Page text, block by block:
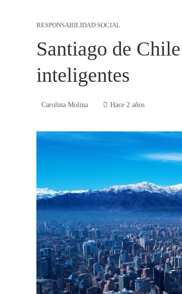
RESPONSABILIDAD SOCIAL
Santiago de
inteligentes
Carolina Molina Hace 2 años